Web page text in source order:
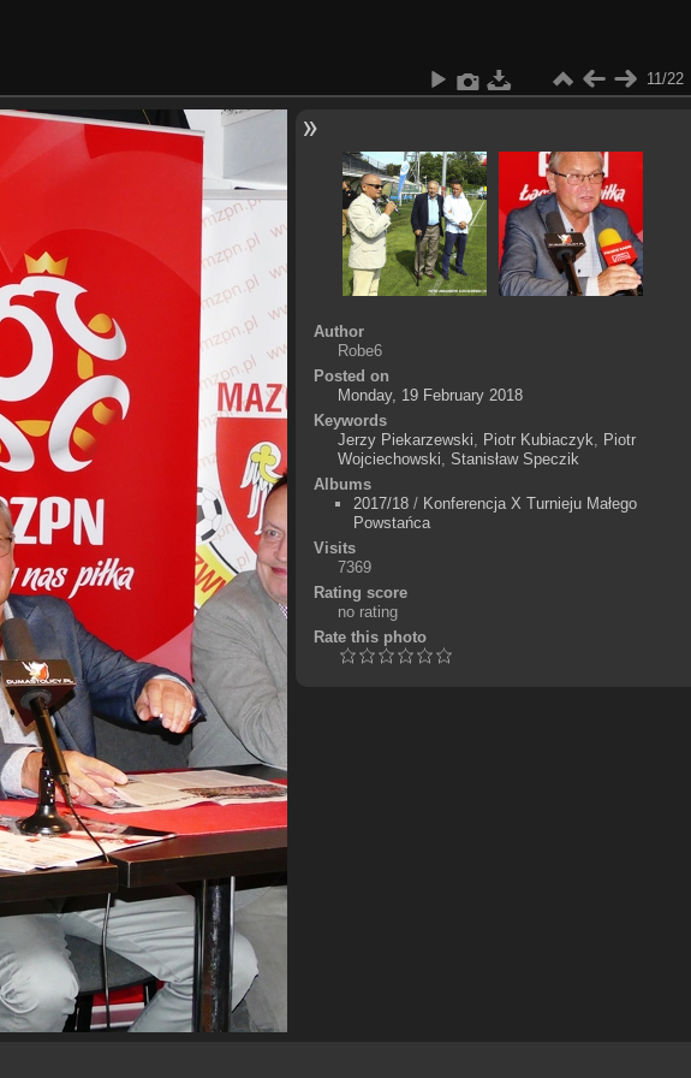
11/22
Author
Robe6
Posted on
Monday, 19 February 2018
Keywords
Jerzy Piekarzewski
Piotr Kubiaczyk
Piotr
Wojciechowski Stanisław Speczik
Albums
2017/18/ Konferencja X Turnieju Małego
Powstańca
Visits
7369
Rating score
no rating
Rate this photo